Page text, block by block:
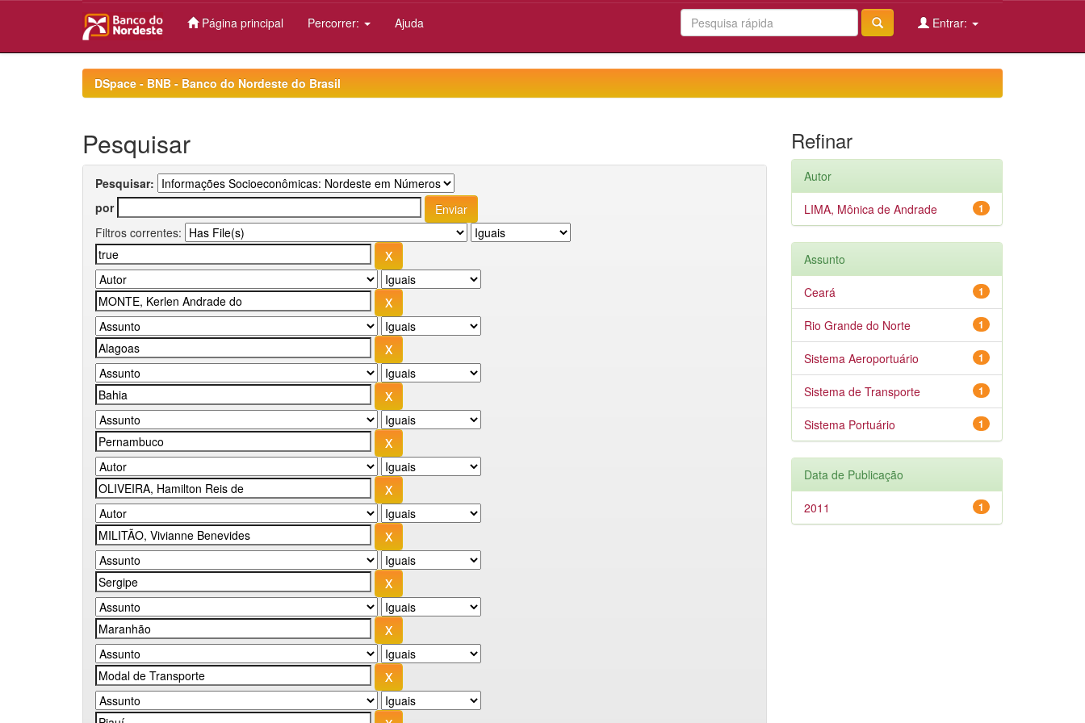
Página principal Percorrer: Ajuda Entrar:
DSpace - BNB - Banco do Nordeste do Brasil
Pesquisar
Pesquisar:
por
Filtros correntes:
Refinar
Autor
1
LIMA, Mônica de Andrade
Assunto
1
Ceará
1
Rio Grande do Norte
1
Sistema Aeroportuário
1
Sistema de Transporte
1
Sistema Portuário
Data de Publicação
1
2011